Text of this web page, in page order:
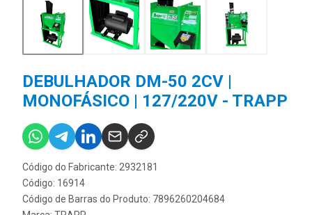
DEBULHADOR DM-50 2CV |
MONOFÁSICO | 127/220V - TRAPP
Código do Fabricante: 2932181
Código: 16914
Código de Barras do Produto: 7896260204684